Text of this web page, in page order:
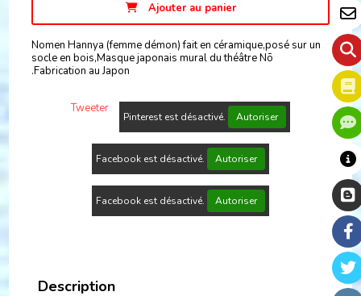
Ajouter au panier
Nomen Hannya (femme démon) fait en céramique,posé sur un
socle en bois,Masque japonais mural du théâtre Nō
.Fabrication au Japon
Tweeter
Pinterest est désactivé. Autoriser
Facebook est désactivé. Autoriser
Facebook est désactivé. Autoriser
Description